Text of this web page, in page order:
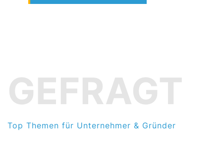
GEFRAGT
Top Themen für Unternehmer & Gründer